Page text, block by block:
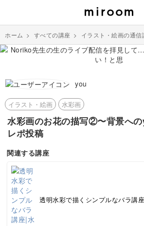
ホーム > すべての講座 > イラスト・絵画の通
you
イラスト・絵画 水彩画
水彩画のお花の描写②〜背景へ
レポ投稿
関連する講座
透明水彩で描くシンプルなバラ講座